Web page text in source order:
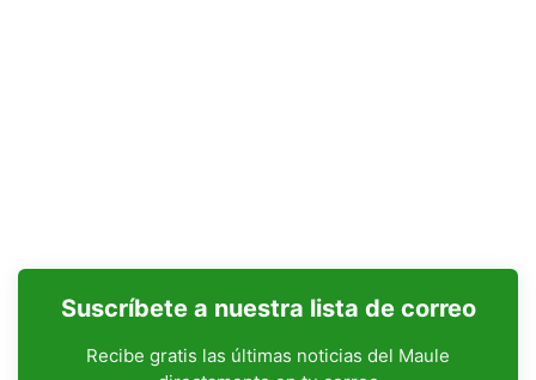
Suscríbete a nuestra lista de correo
Recibe gratis las últimas noticias del Maule